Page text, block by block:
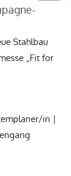
Stahlbau
„Fit for
in |